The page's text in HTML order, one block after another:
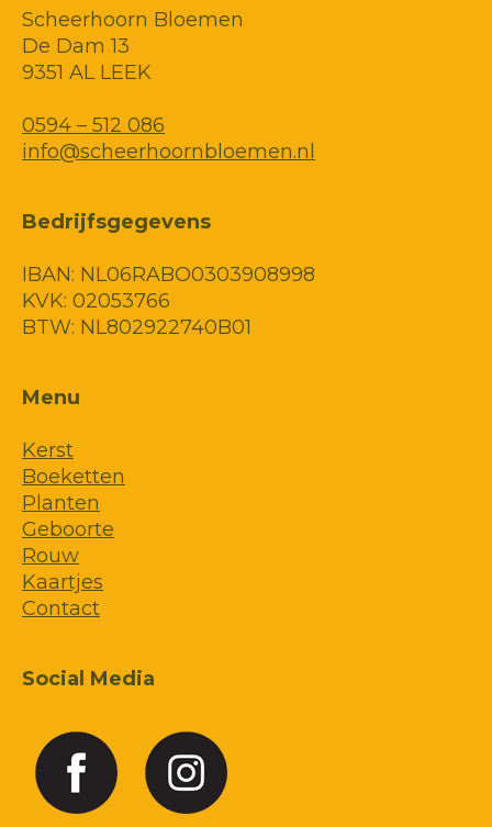
Scheerhoorn Bloemen
De Dam 13
9351 AL LEEK
0594 – 512 086
info@scheerhoornbloemen.nl
Bedrijfsgegevens
IBAN: NL06RABO0303908998
KVK: 02053766
BTW: NL802922740B01
Menu
Kerst
Boeketten
Planten
Geboorte
Rouw
Kaartjes
Contact
Social Media